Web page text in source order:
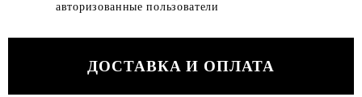
авторизованные пользователи
ДОСТАВКА И ОПЛАТА